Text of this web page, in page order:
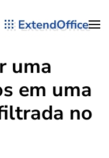
ExtendOffice
uma
em uma
no